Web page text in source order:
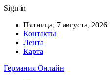
Sign in
Пятница, 7 августа, 2026
Контакты
Лента
Карта
Германия Онлайн